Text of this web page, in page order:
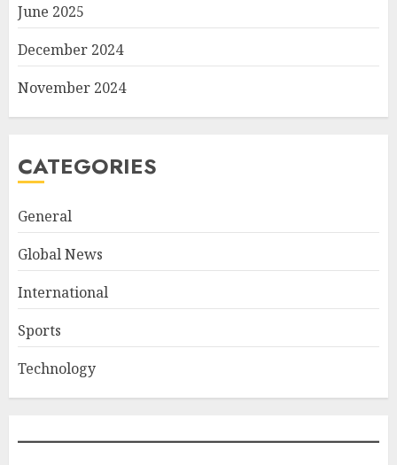
June 2025
December 2024
November 2024
CATEGORIES
General
Global News
International
Sports
Technology